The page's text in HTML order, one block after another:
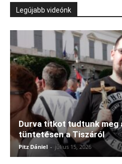
Legújabb videónk
Durva titkot tudtunk meg
tüntetésen a Tiszáról
Pitz Dániel - július 15, 2026